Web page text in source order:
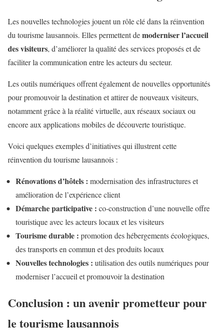
Les nouvelles technologies jouent un rôle clé dans la réinvention
du tourisme lausannois. Elles permettent demoderniser l’accueil
des visiteurs, d’améliorer la qualité des services proposés et de
faciliter la communication entre les acteurs du secteur.
Les outils numériques offrent également de nouvelles opportunités
pour promouvoir la destination et attirer de nouveaux visiteurs,
notamment grâce à la réalité virtuelle, aux réseaux sociaux ou
encore aux applications mobiles de découverte touristique.
Voici quelques exemples d’initiatives qui illustrent cette
réinvention du tourisme lausannois :
Rénovations d’hôtels : modernisation des infrastructures et
amélioration de l’expérience client
Démarche participative : co-construction d’une nouvelle offre
touristique avec les acteurs locaux et les visiteurs
Tourisme durable : promotion des hébergements écologiques,
des transports en commun et des produits locaux
Nouvelles technologies : utilisation des outils numériques pour
moderniser l’accueil et promouvoir la destination
Conclusion : un avenir prometteur pour
le tourisme lausannois